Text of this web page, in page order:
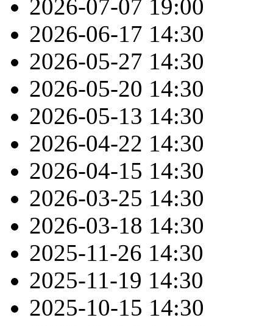
2026-07-07 19:00
2026-06-17 14:30
2026-05-27 14:30
2026-05-20 14:30
2026-05-13 14:30
2026-04-22 14:30
2026-04-15 14:30
2026-03-25 14:30
2026-03-18 14:30
2025-11-26 14:30
2025-11-19 14:30
2025-10-15 14:30